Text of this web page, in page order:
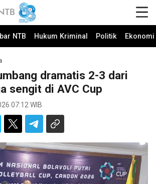
NTB Hukum Kriminal Politik
dramatis 2-3 dari
sengit di AVC Cup
07:12 WIB